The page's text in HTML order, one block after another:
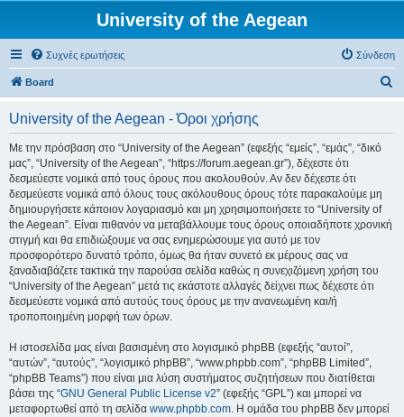
University of the Aegean
Συχνές ερωτήσεις Σύνδεση
Board
University of the Aegean - Όροι χρήσης
Με την πρόσβαση στο “University of the Aegean” (εφεξής “εμείς”, “εμάς”, “δικό
μας”, “University of the Aegean”, “https://forum.aegean.gr”), δέχεστε ότι
δεσμεύεστε νομικά από τους όρους που ακολουθούν. Αν δεν δέχεστε ότι
δεσμεύεστε νομικά από όλους τους ακόλουθους όρους τότε παρακαλούμε μη
δημιουργήσετε κάποιον λογαριασμό και μη χρησιμοποιήσετε το “University of
the Aegean”. Είναι πιθανόν να μεταβάλλουμε τους όρους οποιαδήποτε χρονική
στιγμή και θα επιδιώξουμε να σας ενημερώσουμε για αυτό με τον
προσφορότερο δυνατό τρόπο, όμως θα ήταν συνετό εκ μέρους σας να
ξαναδιαβάζετε τακτικά την παρούσα σελίδα καθώς η συνεχιζόμενη χρήση του
“University of the Aegean” μετά τις εκάστοτε αλλαγές δείχνει πως δέχεστε ότι
δεσμεύεστε νομικά από αυτούς τους όρους με την ανανεωμένη και/ή
τροποποιημένη μορφή των όρων.
Η ιστοσελίδα μας είναι βασισμένη στο λογισμικό phpBB (εφεξής “αυτοί”,
“αυτών”, “αυτούς”, “λογισμικό phpBB”, “www.phpbb.com”, “phpBB Limited”,
“phpBB Teams”) που είναι μια λύση συστήματος συζητήσεων που διατίθεται
βάσει της “GNU General Public License v2” (εφεξής “GPL”) και μπορεί να
μεταφορτωθεί από τη σελίδα www.phpbb.com. Η ομάδα του phpBB δεν μπορεί